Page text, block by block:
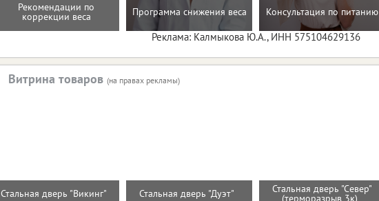
Рекомендации по
коррекции веса Программа снижения веса Консультация по питанию
Реклама: Калмыкова Ю.А., ИНН 575104629136
Витрина товаров (на правах рекламы)
Стальная дверь "Викинг"
Стальная дверь "Дуэт"
Стальная дверь "Север"
(терморазрыв 3к)